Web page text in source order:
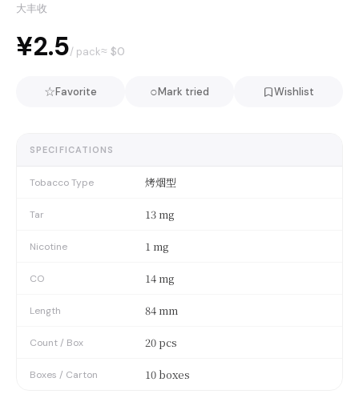
大丰收
¥2.5/ pack≈ $0
☆Favorite ○Mark tried Wishlist
SPECIFICATIONS
Tobacco Type 烤烟型
Tar 13 mg
Nicotine 1 mg
CO 14 mg
Length 84 mm
Count / Box 20 pcs
Boxes / Carton 10 boxes